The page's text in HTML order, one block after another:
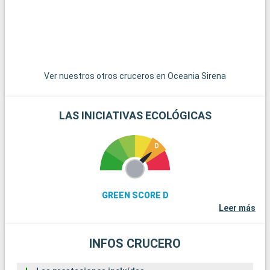
Ver nuestros otros cruceros en Oceania Sirena
LAS INICIATIVAS ECOLÓGICAS
GREEN SCORE D
Leer más
INFOS CRUCERO